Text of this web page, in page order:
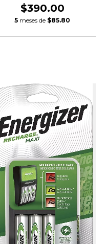
$390.00
5 meses de $85.80